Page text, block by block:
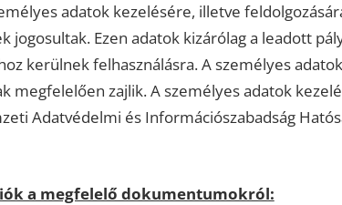
adatok kezelésére, illetve
jogosultak. Ezen adatok kizárólag a leadott
kerülnek felhasználásra. A személyes
megfelelően zajlik. A személyes adatok
Adatvédelmi és Információszabadság
a megfelelő dokumentumokról: